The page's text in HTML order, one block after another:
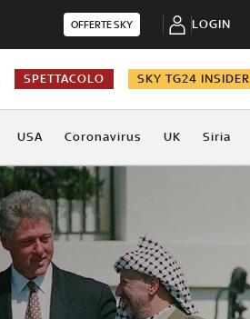
OFFERTE SKY LOGIN
SPETTACOLO SKY TG24 INSIDER
USA Coronavirus UK Siria